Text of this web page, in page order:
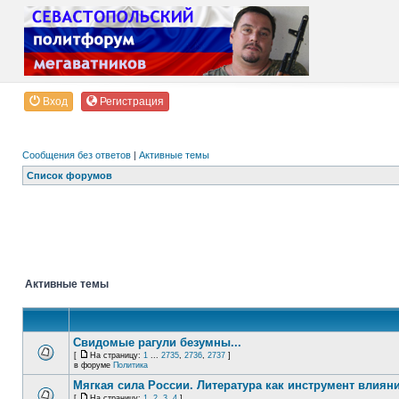
Вход Регистрация
Сообщения без ответов | Активные темы
Список форумов
Активные темы
Свидомые рагули безумны...
[ На страницу: 1 ... 2735, 2736, 2737 ]
в форуме Политика
Мягкая сила России. Литература как инструмент